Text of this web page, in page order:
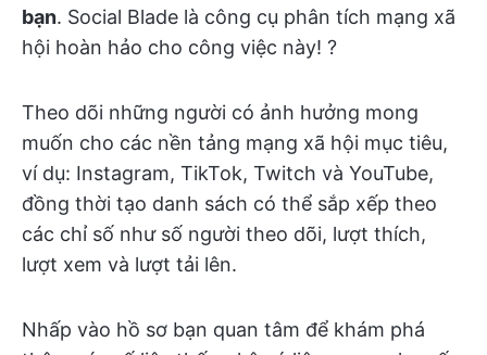
bạn. Social Blade là công cụ phân tích mạng xã
hội hoàn hảo cho công việc này! ?
Theo dõi những người có ảnh hưởng mong
muốn cho các nền tảng mạng xã hội mục tiêu,
ví dụ: Instagram, TikTok, Twitch và YouTube,
đồng thời tạo danh sách có thể sắp xếp theo
các chỉ số như số người theo dõi, lượt thích,
lượt xem và lượt tải lên.
Nhấp vào hồ sơ bạn quan tâm để khám phá